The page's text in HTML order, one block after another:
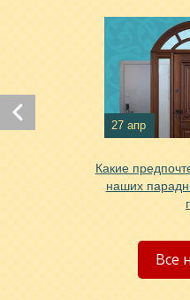
Хочу такую
27 апр
Какие
наших
Все